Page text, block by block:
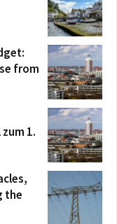
from
1.
the